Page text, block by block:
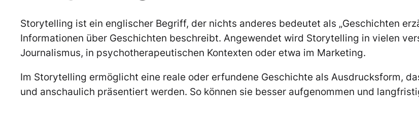
Storytelling ist ein englischer Begriff, der nichts anderes bedeutet als „Geschichten
Informationen über Geschichten beschreibt. Angewendet wird Storytelling in vielen
Journalismus, in psychotherapeutischen Kontexten oder etwa im Marketing.
Im Storytelling ermöglicht eine reale oder erfundene Geschichte als Ausdrucksform,
und anschaulich präsentiert werden. So können sie besser aufgenommen und